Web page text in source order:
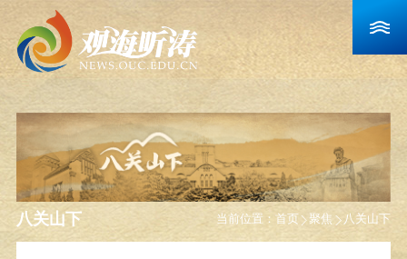
当前位置： 首页 聚焦 八关山下
八关山下